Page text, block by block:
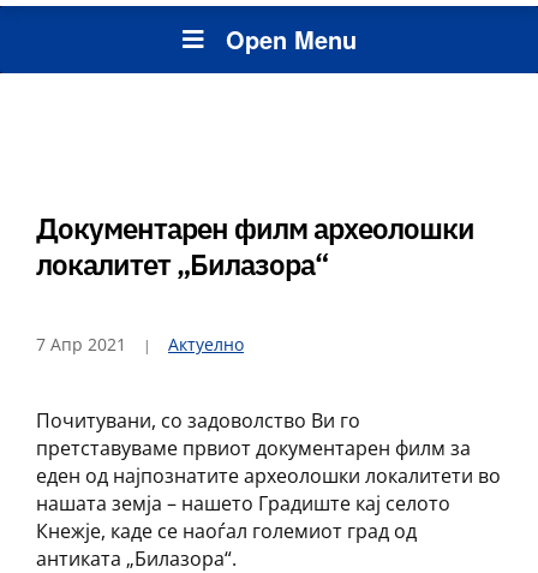
Open Menu
Документарен филм археолошки
локалитет „Билазора“
7 Апр 2021 Актуелно
Почитувани, со задоволство Ви го
претставуваме првиот документарен филм за
еден од најпознатите археолошки локалитети во
нашата земја – нашето Градиште кај селото
Кнежје, каде се наоѓал големиот град од
антиката „Билазора“.